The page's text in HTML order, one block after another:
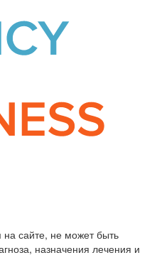
сайте, не может быть
назначения лечения и